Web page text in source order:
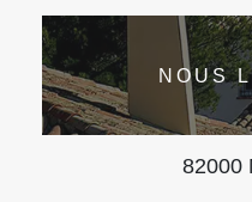
NOUS
82000